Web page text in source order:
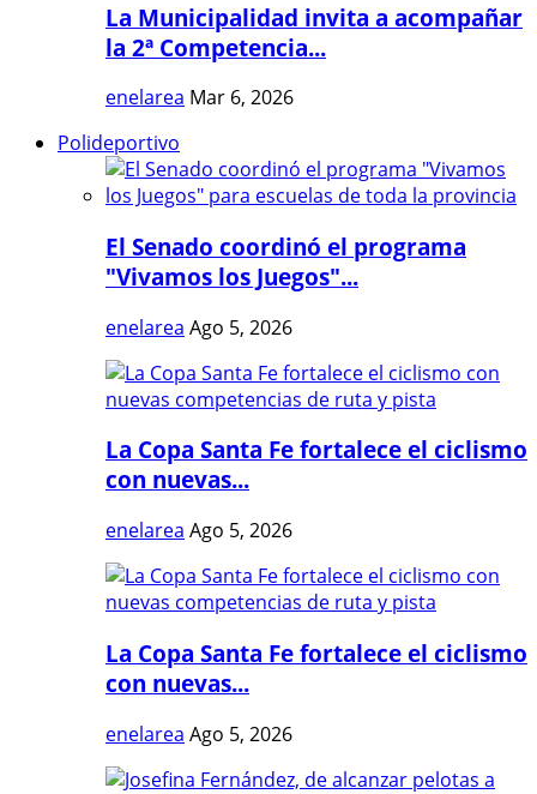
La Municipalidad invita a acompañar
la 2ª Competencia...
enelarea Mar 6, 2026
Polideportivo
El Senado coordinó el programa
"Vivamos los Juegos"...
enelarea Ago 5, 2026
La Copa Santa Fe fortalece el ciclismo
con nuevas...
enelarea Ago 5, 2026
La Copa Santa Fe fortalece el ciclismo
con nuevas...
enelarea Ago 5, 2026